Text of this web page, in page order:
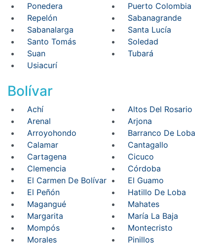
Ponedera
Puerto Colombia
Repelón
Sabanagrande
Sabanalarga
Santa Lucía
Santo Tomás
Soledad
Suan
Tubará
Usiacurí
Bolívar
Achí
Altos Del Rosario
Arenal
Arjona
Arroyohondo
Barranco De Loba
Calamar
Cantagallo
Cartagena
Cicuco
Clemencia
Córdoba
El Carmen De Bolívar
El Guamo
El Peñón
Hatillo De Loba
Magangué
Mahates
Margarita
María La Baja
Mompós
Montecristo
Morales
Pinillos